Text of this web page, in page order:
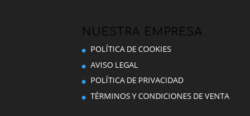
NUESTRA EMPRESA
POLÍTICA DE COOKIES
AVISO LEGAL
POLÍTICA DE PRIVACIDAD
TÉRMINOS Y CONDICIONES DE VENTA